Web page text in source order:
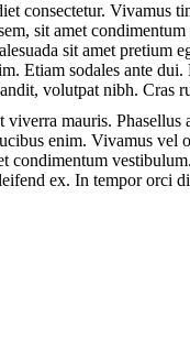
consectetur. Vivamus
sit amet condimentum
sit amet pretium
Etiam sodales ante
volutpat nibh. Cras
viverra mauris.
enim. Vivamus vel
condimentum
ex. In tempor orci